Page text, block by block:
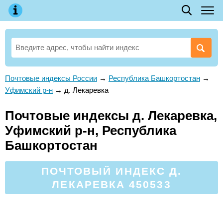
Почтовые индексы России → Республика Башкортостан →
Уфимский р-н → д. Лекаревка
Почтовые индексы д. Лекаревка,
Уфимский р-н, Республика
Башкортостан
ПОЧТОВЫЙ ИНДЕКС Д.
ЛЕКАРЕВКА 450533